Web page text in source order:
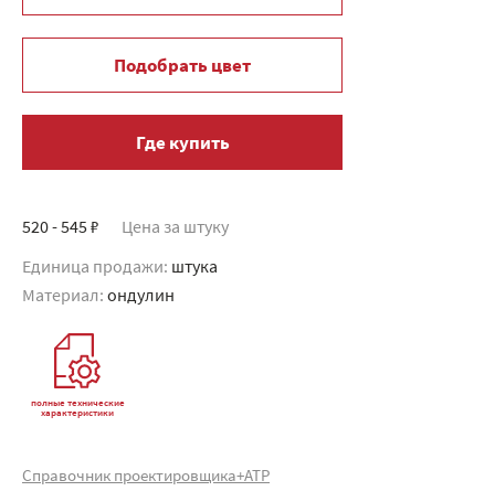
Подобрать цвет
Где купить
520 - 545 ₽ Цена за штуку
Единица продажи: штука
Материал: ондулин
полные технические
характеристики
Справочник проектировщика+АТР